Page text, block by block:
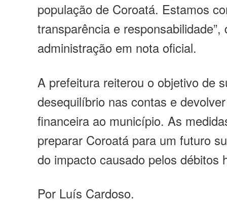
população de Coroatá. Estamos
transparência e responsabilidade”,
administração em nota oficial.
A prefeitura reiterou o objetivo de
desequilíbrio nas contas e
financeira ao município. As
preparar Coroatá para um futuro
do impacto causado pelos débitos
Por Luís Cardoso.